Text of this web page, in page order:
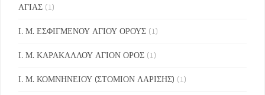
ΑΓΙΑΣ (1)
Ι. Μ. ΕΣΦΙΓΜΕΝΟΥ ΑΓΙΟΥ ΟΡΟΥΣ (1)
Ι. Μ. ΚΑΡΑΚΑΛΛΟΥ ΑΓΙΟΝ ΟΡΟΣ (1)
Ι. Μ. ΚΟΜΝΗΝΕΙΟΥ (ΣΤΟΜΙΟΝ ΛΑΡΙΣΗΣ) (1)